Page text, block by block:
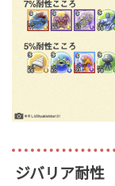
ジバリア耐性